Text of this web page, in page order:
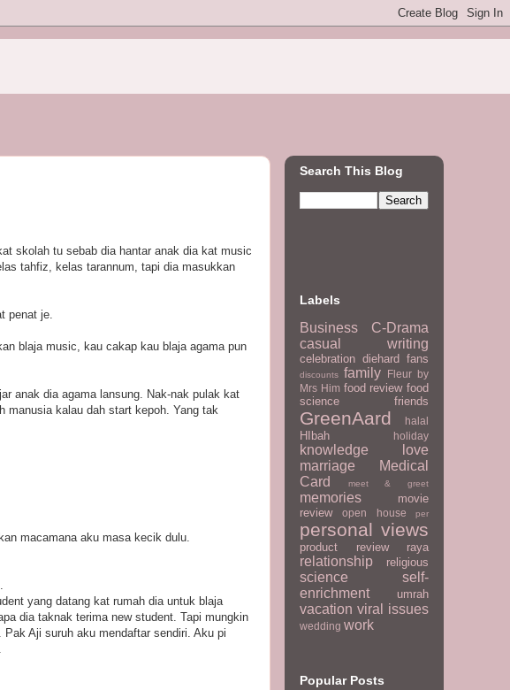
skolah tu sebab dia hantar anak dia kat music
tahfiz, kelas tarannum, tapi dia masukkan
penat je.
blaja music, kau cakap kau blaja agama pun
anak dia agama lansung. Nak-nak pulak kat
manusia kalau dah start kepoh. Yang tak
macamana aku masa kecik dulu.
yang datang kat rumah dia untuk blaja
dia taknak terima new student. Tapi mungkin
Aji suruh aku mendaftar sendiri. Aku pi
Search This Blog
Labels
Business
C-Drama
casual writing
celebration diehard fans
discounts family
Fleur by
Mrs Him food review food
science
friends
GreenAard halal
HIbah holiday
knowledge
love
marriage
Medical
Card
meet & greet
memories
movie
review
open house per
personal views
product review raya
relationship religious
science
self-
enrichment
umrah
vacation viral issues
wedding work
Popular Posts